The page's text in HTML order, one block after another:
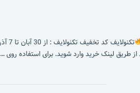
تکنولایف کد تخفیف تکنولایف : از 30 آبان تا 7 آذر هفته پرتخفیف تکنولایف را از دست نده!
طریق لینک خرید وارد شوید. برای استفاده روی …